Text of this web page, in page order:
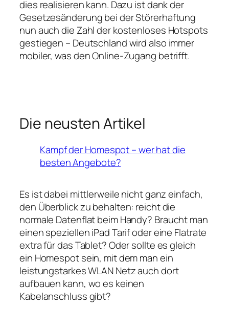
dies realisieren kann. Dazu ist dank der
Gesetzesänderung bei der Störerhaftung
nun auch die Zahl der kostenloses Hotspots
gestiegen – Deutschland wird also immer
mobiler, was den Online-Zugang betrifft.
Die neusten Artikel
Kampf der Homespot – wer hat die
besten Angebote?
Es ist dabei mittlerweile nicht ganz einfach,
den Überblick zu behalten: reicht die
normale Datenflat beim Handy? Braucht man
einen speziellen iPad Tarif oder eine Flatrate
extra für das Tablet? Oder sollte es gleich
ein Homespot sein, mit dem man ein
leistungstarkes WLAN Netz auch dort
aufbauen kann, wo es keinen
Kabelanschluss gibt?